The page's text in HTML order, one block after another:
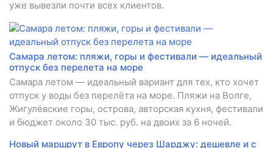
уже вывезли почти всех клиентов.
Самара летом: пляжи, горы и фестивали — идеальный
отпуск без перелета на море
Самара летом — идеальный вариант для тех, кто хочет
отпуск у воды без перелёта на море. Пляжи на Волге,
Жигулёвские горы, острова, авторская кухня, фестивали
и бюджет около 30 тыс. руб. на двоих за 6 ночей.
Новый маршрут в Европу через Шарджу: дешевле и с